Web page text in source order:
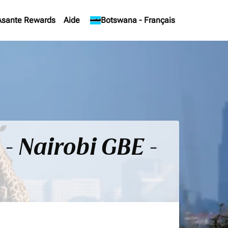
Rewards Aide Botswana - Français
keyboard_arrow_down
Nairobi GBE -